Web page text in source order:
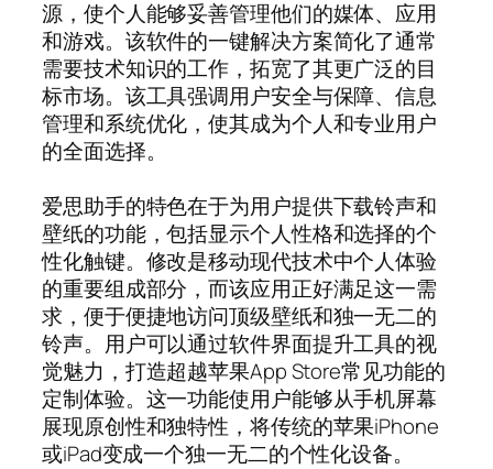
源，使个人能够妥善管理他们的媒体、应用
和游戏。该软件的一键解决方案简化了通常
需要技术知识的工作，拓宽了其更广泛的目
标市场。该工具强调用户安全与保障、信息
管理和系统优化，使其成为个人和专业用户
的全面选择。
爱思助手的特色在于为用户提供下载铃声和
壁纸的功能，包括显示个人性格和选择的个
性化触键。修改是移动现代技术中个人体验
的重要组成部分，而该应用正好满足这一需
求，便于便捷地访问顶级壁纸和独一无二的
铃声。用户可以通过软件界面提升工具的视
觉魅力，打造超越苹果App Store常见功能的
定制体验。这一功能使用户能够从手机屏幕
展现原创性和独特性，将传统的苹果iPhone
或iPad变成一个独一无二的个性化设备。